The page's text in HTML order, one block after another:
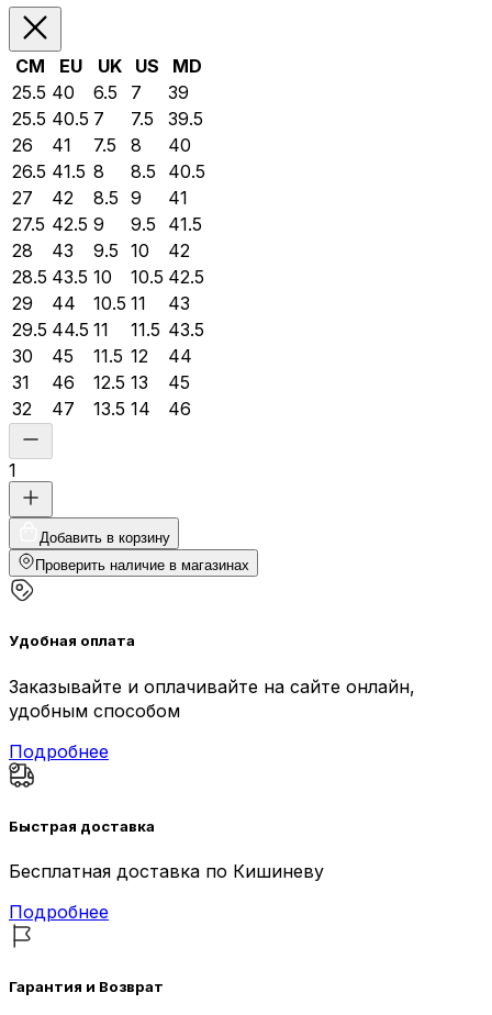
CM EU UK US
MD
25.5 40 6.5 7
39
25.5 40.5 7 7.5
39.5
26
41 7.5 8
40
26.5 41.5 8 8.5
40.5
27
42 8.5 9
41
27.5 42.5 9 9.5
41.5
28
43 9.5 10
42
28.5 43.5 10 10.5 42.5
29
44 10.5 11
43
29.5 44.5 11 11.5 43.5
30
45 11.5 12
44
31
46 12.5 13
45
32
47 13.5 14 46
1
Добавить в корзину
Проверить наличие в магазинах
Удобная оплата
Заказывайте и оплачивайте на сайте онлайн,
удобным способом
Подробнее
Быстрая доставка
Бесплатная доставка по Кишиневу
Подробнее
Гарантия и Возврат